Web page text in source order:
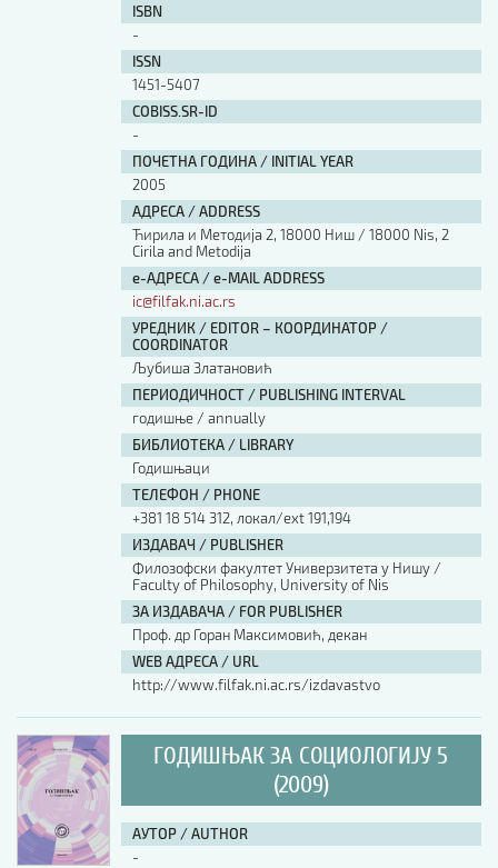
ISBN
-
ISSN
1451-5407
COBISS.SR-ID
-
ПОЧЕТНА ГОДИНА / INITIAL YEAR
2005
АДРЕСА / ADDRESS
Ћирила и Методија 2, 18000 Ниш / 18000 Nis, 2
Cirila and Metodija
е-АДРЕСА / e-MAIL ADDRESS
ic@filfak.ni.ac.rs
УРЕДНИК / EDITOR – КООРДИНАТОР /
COORDINATOR
Љубиша Златановић
ПЕРИОДИЧНОСТ / PUBLISHING INTERVAL
годишње / annually
БИБЛИОТЕКА / LIBRARY
Годишњаци
ТЕЛЕФОН / PHONE
+381 18 514 312, локал/ext 191,194
ИЗДАВАЧ / PUBLISHER
Филозофски факултет Универзитета у Нишу /
Faculty of Philosophy, University of Nis
ЗА ИЗДАВАЧА / FOR PUBLISHER
Проф. др Горан Максимовић, декан
WEB АДРЕСА / URL
http://www.filfak.ni.ac.rs/izdavastvo
ГОДИШЊАК ЗА СОЦИОЛОГИЈУ 5
(2009)
АУТОР / AUTHOR
-